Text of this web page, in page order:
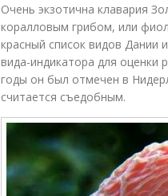
Очень экзотична клавария
коралловым грибом, или
красный список видов Дании
вида-индикатора для оценки
годы он был отмечен в
считается съедобным.